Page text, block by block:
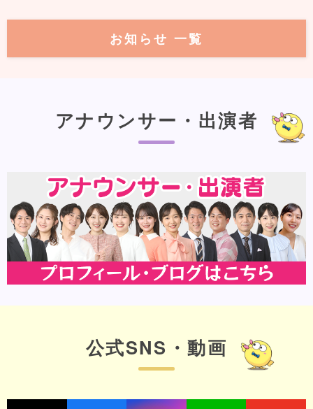
お知らせ 一覧
アナウンサー・出演者
公式SNS・動画